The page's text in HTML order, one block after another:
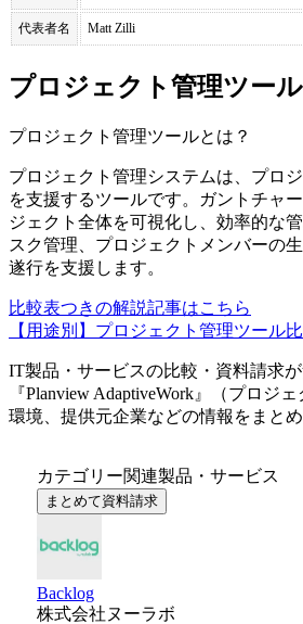
代表者名 Matt Zilli
プロジェクト管理ツール
プロジェクト管理ツールとは？
プロジェクト管理システムは、プロ
を支援するツールです。ガントチャ
ジェクト全体を可視化し、効率的な
スク管理、プロジェクトメンバーの
遂行を支援します。
比較表つきの解説記事はこちら
【用途別】プロジェクト管理ツール
IT製品・サービスの比較・資料請求
『Planview AdaptiveWork 』（プロジェ
環境、提供元企業などの情報をまと
カテゴリー関連製品・サービス
まとめて資料請求
Backlog
株式会社ヌーラボ